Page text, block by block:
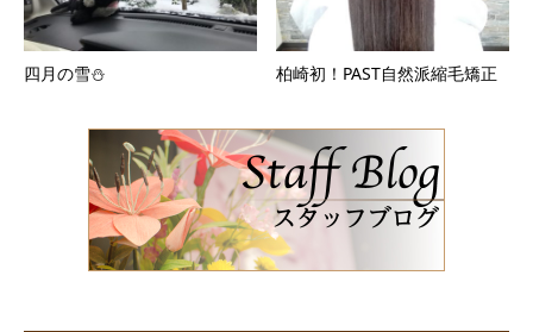
四月の雪⛄ 柏崎初！PAST自然派縮毛矯正